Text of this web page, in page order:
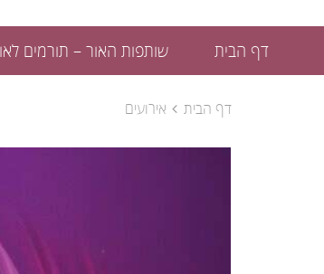
דף הבית שותפות האור – תורמים
דף הבית אירועים